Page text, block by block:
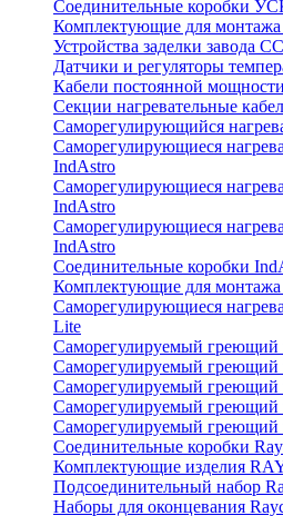
Соединительные коробки
Комплектующие для
Устройства заделки завода
Датчики и регуляторы
Кабели постоянной
Секции нагревательные
Саморегулирующийся
Саморегулирующиеся
IndAstro
Саморегулирующиеся
IndAstro
Саморегулирующиеся
IndAstro
Соединительные коробки
Комплектующие для
Саморегулирующиеся
Lite
Саморегулируемый греющий
Саморегулируемый греющий
Саморегулируемый греющий
Саморегулируемый греющий
Саморегулируемый греющий
Соединительные коробки
Комплектующие изделия
Подсоединительный набор
Наборы для оконцевания